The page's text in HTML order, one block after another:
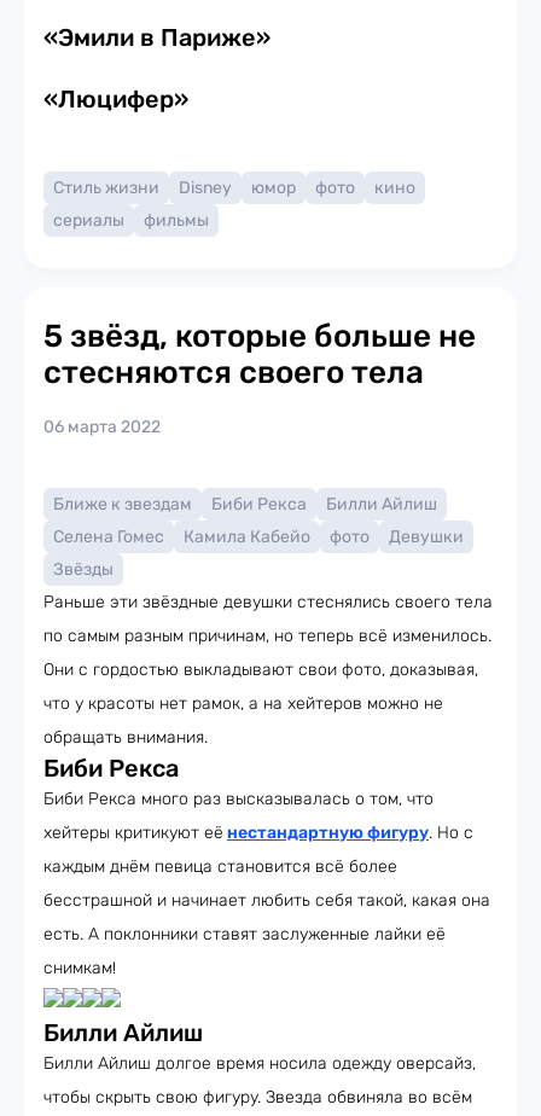
«Эмили в Париже»
«Люцифер»
Стиль жизни Disney юмор фото
кино
сериалы
фильмы
5 звёзд, которые больше не
стесняются своего тела
06 марта 2022
Ближе к звездам Биби Рекса
Билли Айлиш
Селена Гомес
Камила Кабейо фото
Девушки
Звёзды
Раньше эти звёздные девушки стеснялись своего тела
по самым разным причинам, но теперь всё изменилось.
Они с гордостью выкладывают свои фото, доказывая,
что у красоты нет рамок, а на хейтеров можно не
обращать внимания.
Биби Рекса
Биби Рекса много раз высказывалась о том, что
хейтеры критикуют её нестандартную фигуру. Но с
каждым днём певица становится всё более
бесстрашной и начинает любить себя такой, какая она
есть. А поклонники ставят заслуженные лайки её
снимкам!
Билли Айлиш
Билли Айлиш долгое время носила одежду оверсайз,
чтобы скрыть свою фигуру. Звезда обвиняла во всём